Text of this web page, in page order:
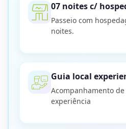
07 noites c/
Passeio com
noites.
Guia local
Acompanhamento
experiência